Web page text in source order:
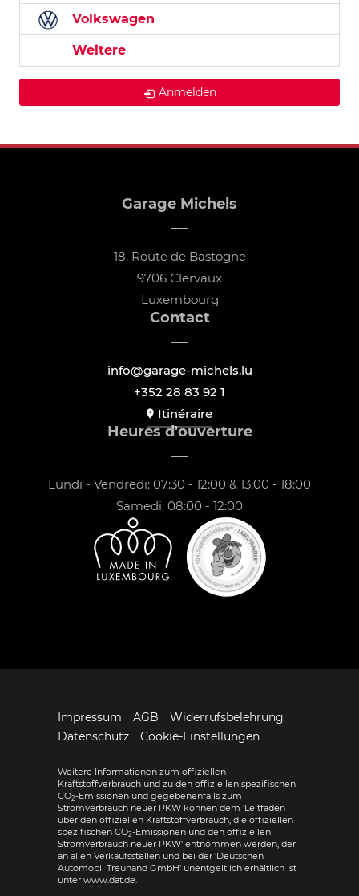
Volkswagen
Weitere
Anmelden
Garage Michels
18, Route de Bastogne
9706 Clervaux
Luxembourg
Contact
info@garage-michels.lu
+352 28 83 92 1
Itinéraire
Heures d'ouverture
Lundi - Vendredi: 07:30 - 12:00 & 13:00 - 18:00
Samedi: 08:00 - 12:00
Impressum AGB
Widerrufsbelehrung
Datenschutz
Cookie-Einstellungen
Weitere Informationen zum offiziellen
Kraftstoffverbrauch und zu den offiziellen spezifischen
CO2-Emissionen und gegebenenfalls zum
Stromverbrauch neuer PKW können dem 'Leitfaden
über den offiziellen Kraftstoffverbrauch, die offiziellen
spezifischen CO2-Emissionen und den offiziellen
Stromverbrauch neuer PKW' entnommen werden, der
an allen Verkaufsstellen und bei der 'Deutschen
Automobil Treuhand GmbH' unentgeltlich erhältlich ist
unter www.dat.de.